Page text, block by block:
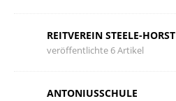
REITVEREIN STEELE-HORST
veröffentlichte 6 Artikel
ANTONIUSSCHULE